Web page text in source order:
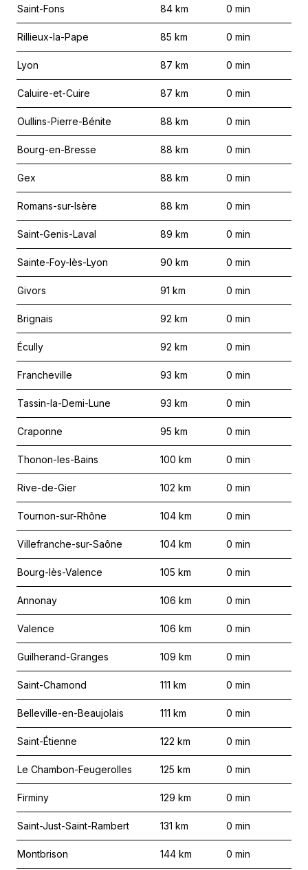
Saint-Fons 84 km 0 min
Rillieux-la-Pape 85 km 0 min
Lyon 87 km 0 min
Caluire-et-Cuire 87 km 0 min
Oullins-Pierre-Bénite 88 km 0 min
Bourg-en-Bresse 88 km 0 min
Gex 88 km 0 min
Romans-sur-Isère 88 km 0 min
Saint-Genis-Laval 89 km 0 min
Sainte-Foy-lès-Lyon 90 km 0 min
Givors 91 km 0 min
Brignais 92 km 0 min
Écully 92 km 0 min
Francheville 93 km 0 min
Tassin-la-Demi-Lune 93 km 0 min
Craponne 95 km 0 min
Thonon-les-Bains 100 km 0 min
Rive-de-Gier 102 km 0 min
Tournon-sur-Rhône 104 km 0 min
Villefranche-sur-Saône 104 km 0 min
Bourg-lès-Valence 105 km 0 min
Annonay 106 km 0 min
Valence 106 km 0 min
Guilherand-Granges 109 km 0 min
Saint-Chamond 111 km 0 min
Belleville-en-Beaujolais 111 km 0 min
Saint-Étienne 122 km 0 min
Le Chambon-Feugerolles 125 km 0 min
Firminy 129 km 0 min
Saint-Just-Saint-Rambert 131 km 0 min
Montbrison 144 km 0 min